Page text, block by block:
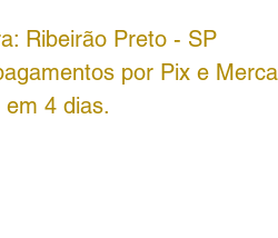
Ribeirão Preto - SP
por Pix e
em 4 dias.